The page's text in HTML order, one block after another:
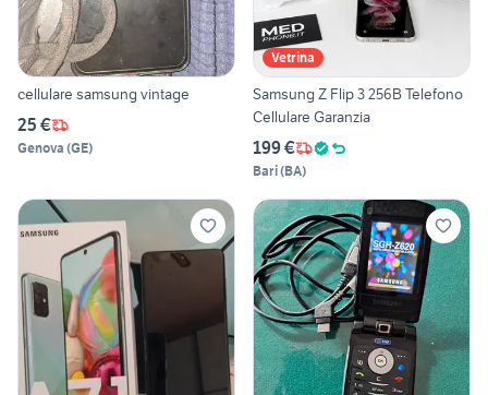
cellulare samsung vintage
25 €
Genova (GE)
Vetrina
Samsung Z Flip 3 256B Telefono
Cellulare Garanzia
199 €
Bari(BA)